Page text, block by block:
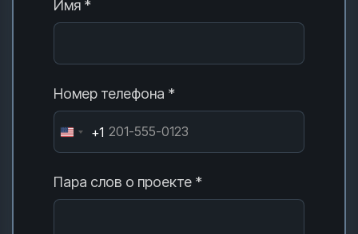
Имя *
Номер телефона *
+1
Пара слов о проекте *